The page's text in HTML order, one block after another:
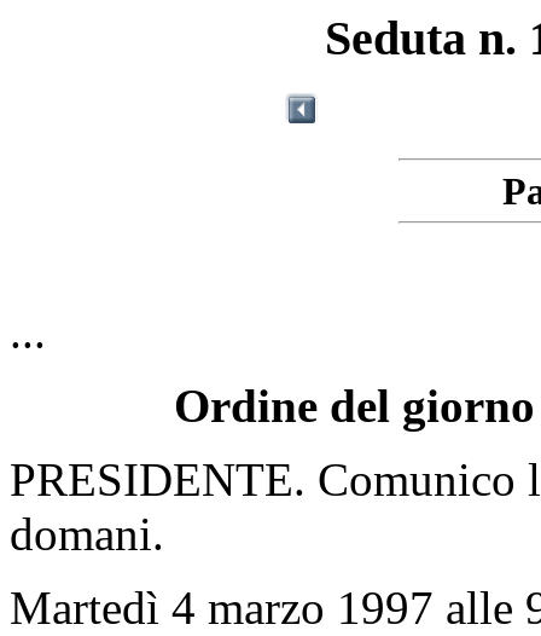
Seduta n.
...
Ordine del
PRESIDENTE. Comunico
domani.
Martedì 4 marzo 1997 alle